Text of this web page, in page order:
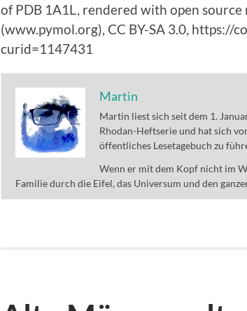
of PDB 1A1L, rendered with open
(www.pymol.org), CC BY-SA 3.0, https://
curid=1147431
Martin
Martin liest sich seit dem 1.
Rhodan-Heftserie und hat sich
öffentliches Lesetagebuch zu
Wenn er mit dem Kopf nicht im
Familie durch die Eifel, das Universum und den